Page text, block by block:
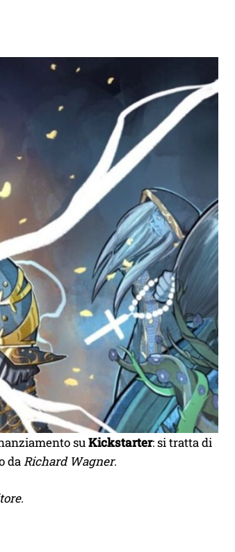
suKickstarter: si tratta di
daRichard Wagner.
.